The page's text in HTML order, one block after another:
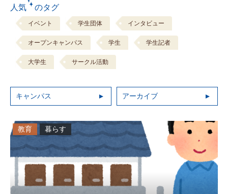
人気 のタグ
イベント 学生団体 インタビュー
オープンキャンパス 学生 学生記者
大学生 サークル活動
キャンパス アーカイブ
教育 暮らす